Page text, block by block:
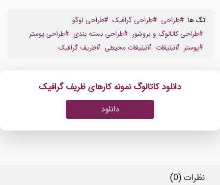
تگ ها: #طراحی #طراحی گرافیک #طراحی لوگو
#طراحی کاتالوگ و بروشور #طراحی بسته بندی #طراحی پوستر
#پوستر #تبلیغات #تبلیغات محیطی #ظریف گرافیک
دانلود کاتالوگ نمونه کارهای ظریف گرافیک
دانلود
نظرات (0)